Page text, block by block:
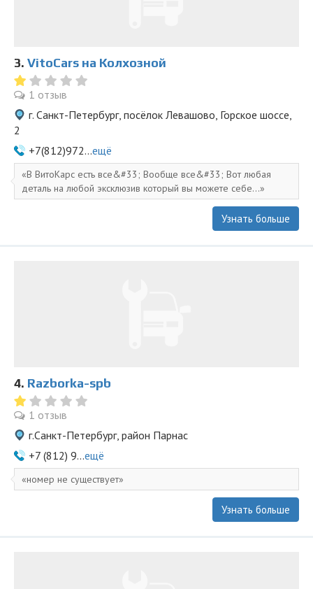
3. VitoCars на Колхозной
1 отзыв
г. Санкт-Петербург, посёлок Левашово, Горское шоссе,
2
+7(812)972...ещё
В ВитоКарс есть все&#33; Вообще все&#33; Вот любая
деталь на любой эксклюзив который вы можете себе...
Узнать больше
4. Razborka-spb
1 отзыв
г.Санкт-Петербург, район Парнас
+7 (812) 9...ещё
номер не существует
Узнать больше